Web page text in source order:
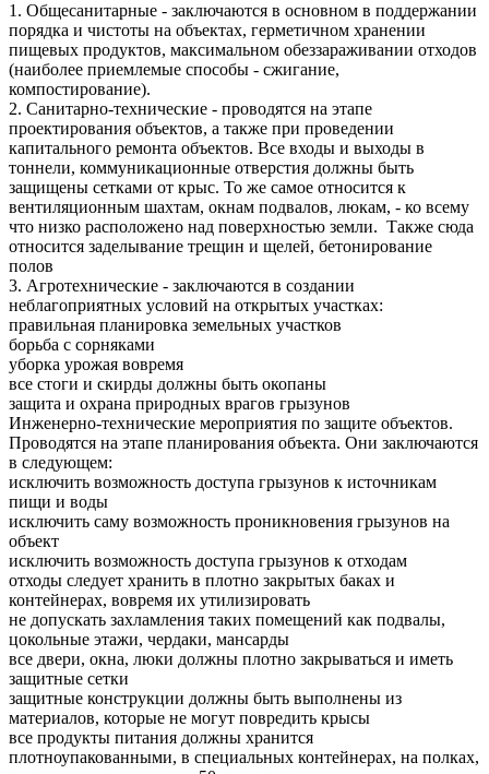
1. Общесанитарные - заключаются в основном в поддержании
порядка и чистоты на объектах, герметичном хранении
пищевых продуктов, максимальном обеззараживании отходов
(наиболее приемлемые способы - сжигание,
компостирование).
2. Санитарно-технические - проводятся на этапе
проектирования объектов, а также при проведении
капитального ремонта объектов. Все входы и выходы в
тоннели, коммуникационные отверстия должны быть
защищены сетками от крыс. То же самое относится к
вентиляционным шахтам, окнам подвалов, люкам, - ко всему
что низко расположено над поверхностью земли. Также сюда
относится заделывание трещин и щелей, бетонирование
полов
3. Агротехнические - заключаются в создании
неблагоприятных условий на открытых участках:
правильная планировка земельных участков
борьба с сорняками
уборка урожая вовремя
все стоги и скирды должны быть окопаны
защита и охрана природных врагов грызунов
Инженерно-технические мероприятия по защите объектов.
Проводятся на этапе планирования объекта. Они заключаются
в следующем:
исключить возможность доступа грызунов к источникам
пищи и воды
исключить саму возможность проникновения грызунов на
объект
исключить возможность доступа грызунов к отходам
отходы следует хранить в плотно закрытых баках и
контейнерах, вовремя их утилизировать
не допускать захламления таких помещений как подвалы,
цокольные этажи, чердаки, мансарды
все двери, окна, люки должны плотно закрываться и иметь
защитные сетки
защитные конструкции должны быть выполнены из
материалов, которые не могут повредить крысы
все продукты питания должны хранится
плотноупакованными, в специальных контейнерах, на полках,